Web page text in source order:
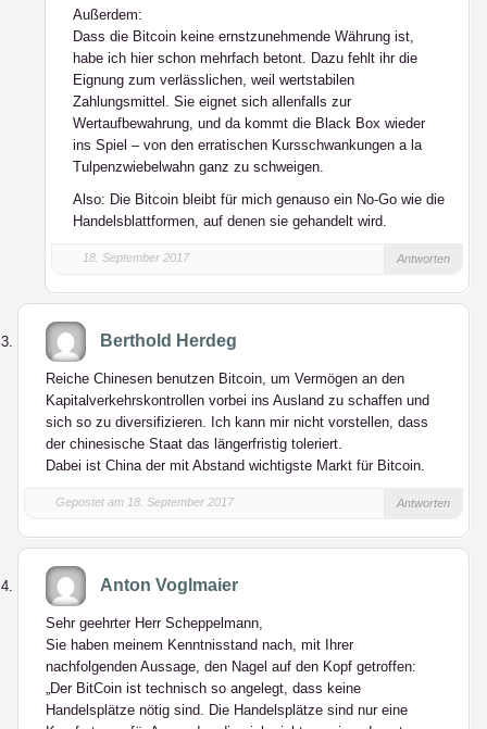
Außerdem:
Dass die Bitcoin keine ernstzunehmende Währung ist,
habe ich hier schon mehrfach betont. Dazu fehlt ihr die
Eignung zum verlässlichen, weil wertstabilen
Zahlungsmittel. Sie eignet sich allenfalls zur
Wertaufbewahrung, und da kommt die Black Box wieder
ins Spiel – von den erratischen Kursschwankungen a la
Tulpenzwiebelwahn ganz zu schweigen.
Also: Die Bitcoin bleibt für mich genauso ein No-Go wie die
Handelsblattformen, auf denen sie gehandelt wird.
18. September 2017 Antworten
Berthold Herdeg
Reiche Chinesen benutzen Bitcoin, um Vermögen an den
Kapitalverkehrskontrollen vorbei ins Ausland zu schaffen und
sich so zu diversifizieren. Ich kann mir nicht vorstellen, dass
der chinesische Staat das längerfristig toleriert.
Dabei ist China der mit Abstand wichtigste Markt für Bitcoin.
Gepostet am 18. September 2017 Antworten
Anton Voglmaier
Sehr geehrter Herr Scheppelmann,
Sie haben meinem Kenntnisstand nach, mit Ihrer
nachfolgenden Aussage, den Nagel auf den Kopf getroffen:
„Der BitCoin ist technisch so angelegt, dass keine
Handelsplätze nötig sind. Die Handelsplätze sind nur eine